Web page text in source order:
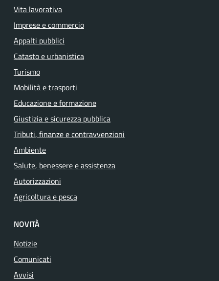
Vita lavorativa
Imprese e commercio
Appalti pubblici
Catasto e urbanistica
Turismo
Mobilità e trasporti
Educazione e formazione
Giustizia e sicurezza pubblica
Tributi, finanze e contravvenzioni
Ambiente
Salute, benessere e assistenza
Autorizzazioni
Agricoltura e pesca
NOVITÀ
Notizie
Comunicati
Avvisi